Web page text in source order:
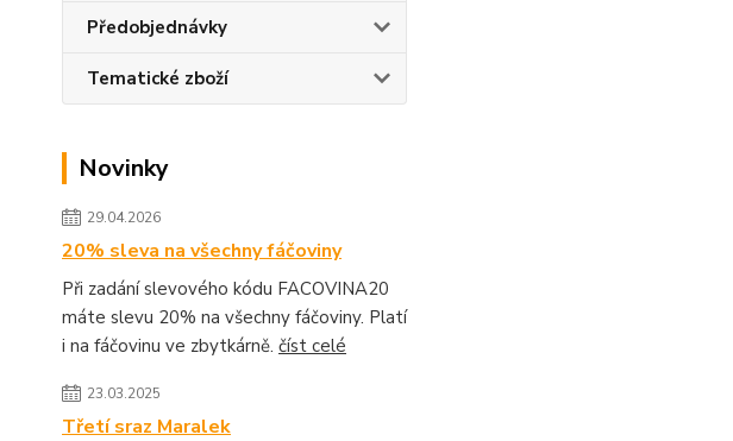
Předobjednávky
Tematické zboží
Novinky
29.04.2026
20% sleva na všechny fáčoviny
Při zadání slevového kódu FACOVINA20
máte slevu 20% na všechny fáčoviny. Platí
i na fáčovinu ve zbytkárně. číst celé
23.03.2025
Třetí sraz Maralek